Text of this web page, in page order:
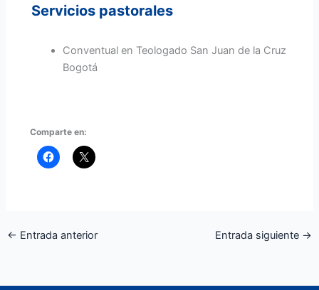
Servicios pastorales
Conventual en Teologado San Juan de la Cruz
Bogotá
Comparte en:
← Entrada anterior Entrada siguiente →